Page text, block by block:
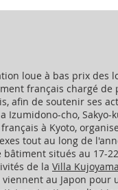
loue à bas prix des
français chargé de
afin de soutenir ses
Izumidono-cho, Sakyo-
à Kyoto,
tout au long de
situés au 17-
de la Villa Kujoyama
au Japon pour